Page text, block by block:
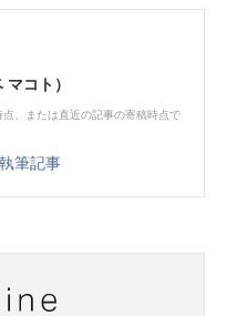
コト）
、または直近の記事の寄稿時点で
筆記事